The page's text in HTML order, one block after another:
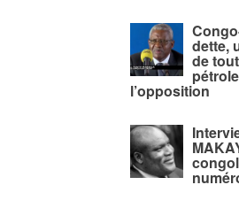
dette,
de
l’opposition